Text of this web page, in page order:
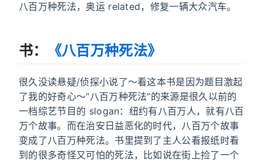
八百万种死法，奥运 related，修复一辆大众汽车。
书： 《八百万种死法》
很久没读悬疑/侦探小说了～看这本书是因为题目激起
了我的好奇心～“八百万种死法”的来源是很久以前的
一档综艺节目的 slogan：纽约有八百万人，就有八百
万个故事。而在治安日益恶化的时代，八百万个故事
变成了八百万种死法。书里提到了主人公看报纸时看
到的很多奇怪又可怕的死法，比如说在街上捡了一个